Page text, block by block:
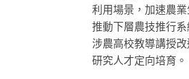
利用場景，加速農
推動下層農技推行
涉農高校教導講授
研究人才定向培育。